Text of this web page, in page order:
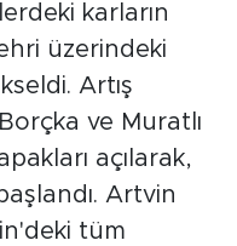
karların
üzerindeki
Artış
ve Muratlı
açılarak,
Artvin
tüm